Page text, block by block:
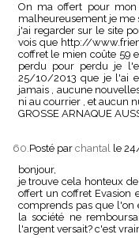
On ma offert pour mon
malheureusement je me
j'ai regarder sur le site
vois que http://
coffret le mien coûte 59
perdu pour perdu je
25/10/2013 que je l'ai
jamais , aucune
ni au courrier , et aucun
GROSSE ARNAQUE
60. Posté par chantal le
bonjour,
je trouve cela honteux
offert un coffret Evasion
comprends pas que l'on
la société ne
l'argent versait? c'est